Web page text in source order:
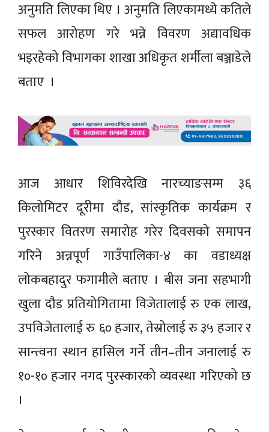
अनुमति लिएका थिए । अनुमति लिएकामध्ये कतिले
सफल आरोहण गरे भन्ने विवरण अद्यावधिक
भइरहेको विभागका शाखा अधिकृत शर्मीला बञ्जाडेले
बताए ।
आज आधार शिविरदेखि नारच्याङसम्म ३६
किलोमिटर दूरीमा दौड, सांस्कृतिक कार्यक्रम र
पुरस्कार वितरण समारोह गरेर दिवसको समापन
गरिने अन्नपूर्ण गाउँपालिका-४ का वडाध्यक्ष
लोकबहादुर फगामीले बताए । बीस जना सहभागी
खुला दौड प्रतियोगितामा विजेतालाई रु एक लाख,
उपविजेतालाई रु ६० हजार, तेस्रोलाई रु ३५ हजार र
सान्त्वना स्थान हासिल गर्ने तीन–तीन जनालाई रु
१०-१० हजार नगद पुरस्कारको व्यवस्था गरिएको छ
।